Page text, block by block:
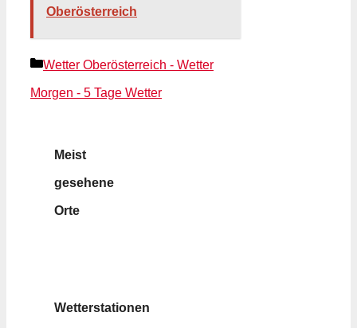
Oberösterreich
Kategorien
Wetter Oberösterreich - Wetter
Morgen - 5 Tage Wetter
Meist
gesehene
Orte
Wetterstationen